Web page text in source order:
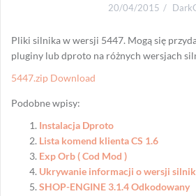
20/04/2015
Pliki silnika w wersji 5447. Mogą się
pluginy lub dproto na różnych wersjach
5447.zip Download
Podobne wpisy:
Instalacja Dproto
Lista komend klienta CS 1.6
Exp Orb ( Cod Mod )
Ukrywanie informacji o wersji
SHOP-ENGINE 3.1.4 Odkodowany